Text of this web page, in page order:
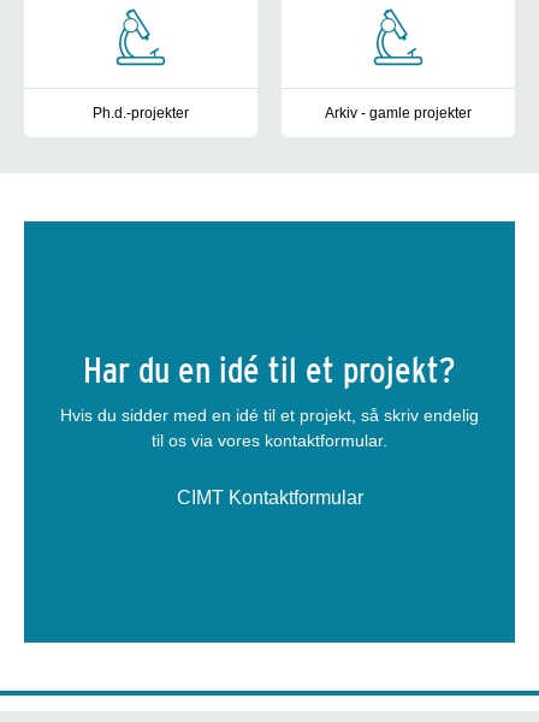
Ph.d.-projekter Arkiv - gamle projekter
Har du en idé til et projekt?
Hvis du sidder med en idé til et projekt, så skriv endelig
til os via vores kontaktformular.
CIMT Kontaktformular